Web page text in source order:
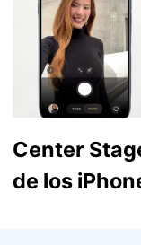
Center
de los